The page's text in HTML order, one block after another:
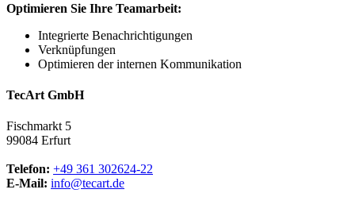
Optimieren Sie Ihre Teamarbeit:
Integrierte Benachrichtigungen
Verknüpfungen
Optimieren der internen Kommunikation
TecArt GmbH
Fischmarkt 5
99084 Erfurt
Telefon: +49 361 302624-22
E-Mail: info@tecart.de